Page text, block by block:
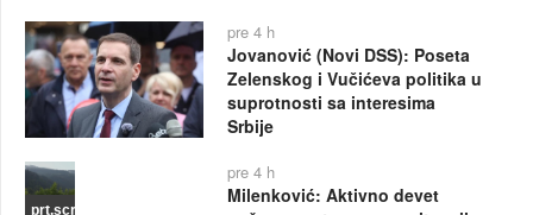
pre 4 h
Jovanović (Novi DSS): Poseta
Zelenskog i Vučićeva politika u
suprotnosti sa interesima
Srbije
prt.scr
pre 4 h
Milenković: Aktivno devet